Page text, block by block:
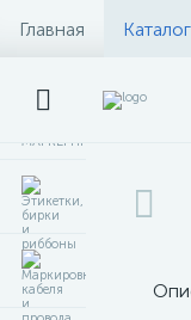
Главная Каталог